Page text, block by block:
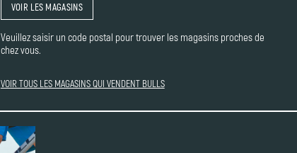
VOIR LES MAGASINS
Veuillez saisir un code postal pour trouver les magasins proches de
chez vous.
VOIR TOUS LES MAGASINS QUI VENDENT BULLS